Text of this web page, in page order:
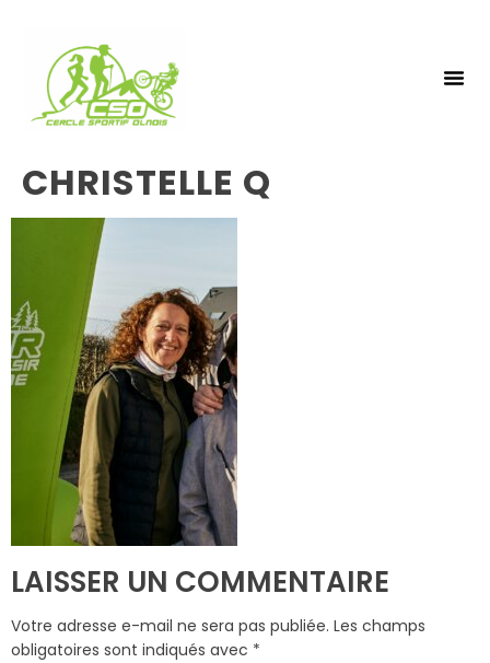
CHRISTELLE Q
LAISSER UN COMMENTAIRE
Votre adresse e-mail ne sera pas publiée. Les champs
obligatoires sont indiqués avec *